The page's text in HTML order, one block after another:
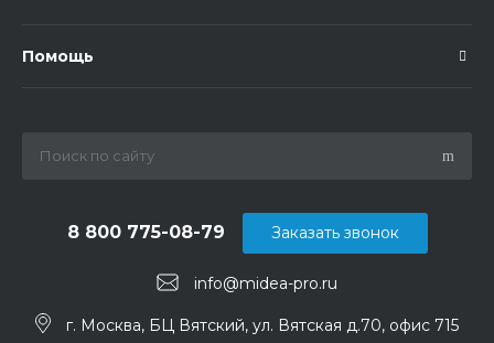
Помощь
info@midea-pro.ru
8 800 775-08-79
г. Москва, БЦ Вятский, ул. Вятская д.70, офис 715
Заказать звонок